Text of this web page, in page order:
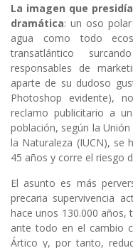
La imagen que
dramática: un oso
agua como todo
transatlántico
responsables de
aparte de su dudoso
Photoshop evidente),
reclamo publicitario a
población, según la
la Naturaleza (IUCN), se
45 años y corre el riesgo
El asunto es más
precaria supervivencia
hace unos 130.000 años,
ante todo en el cambio
Ártico y, por tanto,